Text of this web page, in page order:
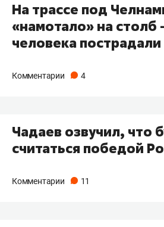
На трассе под
«намотало» на столб
человека пострадали
Комментарии 4
Чадаев озвучил, что
считаться победой
Комментарии 11